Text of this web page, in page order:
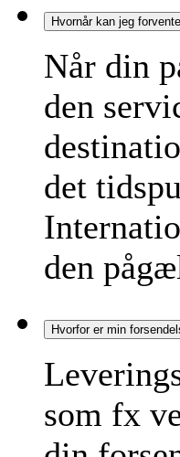
Hvornår kan jeg
Når din
den
det
den
Hvorfor er min
som fx